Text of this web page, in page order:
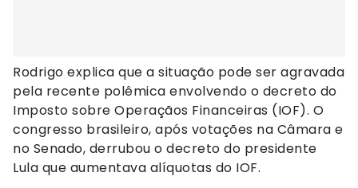
Rodrigo explica que a situação pode ser agravada
pela recente polêmica envolvendo o decreto do
Imposto sobre Operaçãos Financeiras (IOF). O
congresso brasileiro, após votações na Câmara e
no Senado, derrubou o decreto do presidente
Lula que aumentava alíquotas do IOF.